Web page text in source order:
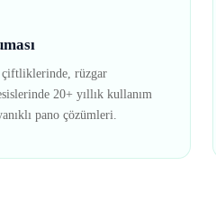
çiftliklerinde, rüzgar
20+ yıllık kullanım
pano çözümleri.